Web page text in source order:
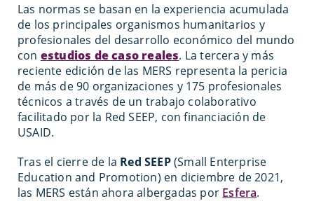
Las normas se basan en la experiencia acumulada
de los principales organismos humanitarios y
profesionales del desarrollo económico del mundo
con estudios de caso reales. La tercera y más
reciente edición de las MERS representa la pericia
de más de 90 organizaciones y 175 profesionales
técnicos a través de un trabajo colaborativo
facilitado por la Red SEEP, con financiación de
USAID.
Tras el cierre de la Red SEEP(Small Enterprise
Education and Promotion) en diciembre de 2021,
las MERS están ahora albergadas por Esfera.